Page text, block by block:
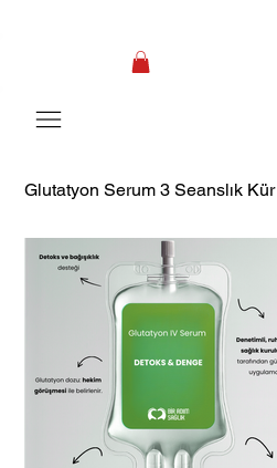
Glutatyon Serum 3 Seanslık